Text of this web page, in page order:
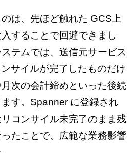
は、先ほど触れた GCS上
することで回避できまし
テムでは、送信元サービス
サイルが完了したものだけ
次の会計締めといった後続
す。Spanner に登録され
コンサイル未完了のまま残
たことで、広範な業務影響